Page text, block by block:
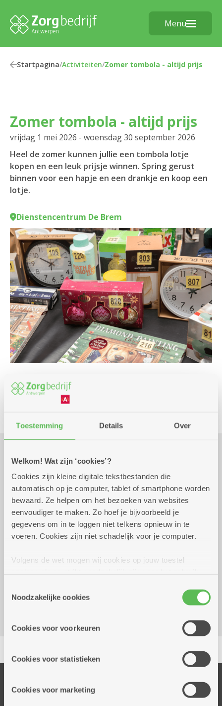
Toestemming Details Over
Welkom! Wat zijn ‘cookies’?
Cookies zijn kleine digitale tekstbestanden die
automatisch op je computer, tablet of smartphone worden
bewaard. Ze helpen om het bezoeken van websites
eenvoudiger te maken. Zo hoef je bijvoorbeeld je
gegevens om in te loggen niet telkens opnieuw in te
voeren. Cookies zijn niet schadelijk voor je computer.
Volgens de wet mogen wij cookies op jouw toestel
cookies hebben we jouw toestemming nodig. Sommige
cookies worden geplaatst door derde partijen die een
informatie over jouw (geanonimiseerd) gebruik van onze
partners kunnen deze gegevens combineren met andere
Noodzakelijke cookies
Cookies voor voorkeuren
Cookies voor statistieken
Cookies voor marketing
Menu
Startpagina/Activiteiten/Zomer tombola - altijd prijs
Zomer tombola - altijd prijs
vrijdag 1 mei 2026 - woensdag 30 september 2026
Heel de zomer kunnen jullie een tombola lotje
kopen en een leuk prijsje winnen. Spring gerust
binnen voor een hapje en een drankje en koop een
lotje.
Dienstencentrum De Brem
Eropuit Spel
Praktisch
vrijdag 1 mei 2026 - woensdag 30
september 2026
10.00 uur tot
16.30 uur
3 euro per lotje - altijd prijs
Reserveer vervoer
Zwaantjeslei 87